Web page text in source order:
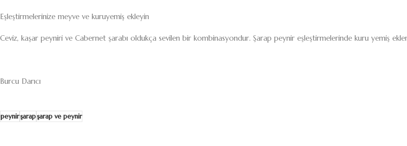
Eşleştirmelerinize meyve ve kuruyemiş ekleyin
Ceviz, kaşar peyniri ve Cabernet şarabı oldukça sevilen bir kombinasyondur. Şarap peynir eşleştirmelerinde kuru yemiş
Burcu Darıcı
peynirşarapşarap ve peynir